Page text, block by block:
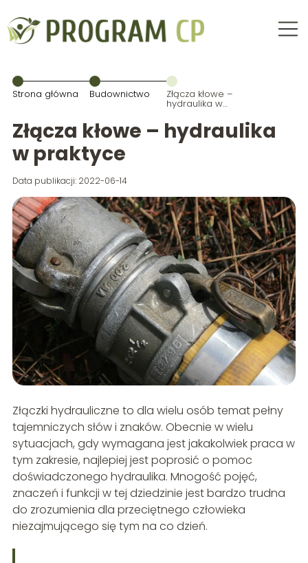
Strona główna Budownictwo Złącza kłowe –
hydraulika w
praktyce
Złącza kłowe – hydraulika
w praktyce
Data publikacji: 2022-06-14
Złączki hydrauliczne to dla wielu osób temat pełny
tajemniczych słów i znaków. Obecnie w wielu
sytuacjach, gdy wymagana jest jakakolwiek praca w
tym zakresie, najlepiej jest poprosić o pomoc
doświadczonego hydraulika. Mnogość pojęć,
znaczeń i funkcji w tej dziedzinie jest bardzo trudna
do zrozumienia dla przeciętnego człowieka
niezajmującego się tym na co dzień.